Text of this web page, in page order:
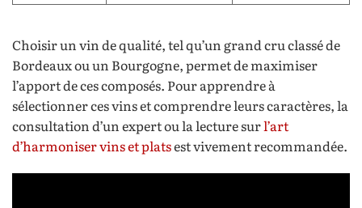
Choisir un vin de qualité, tel qu’un grand cru classé de
Bordeaux ou un Bourgogne, permet de maximiser
l’apport de ces composés. Pour apprendre à
sélectionner ces vins et comprendre leurs caractères, la
consultation d’un expert ou la lecture surl’art
d’harmoniser vins et platsest vivement recommandée.